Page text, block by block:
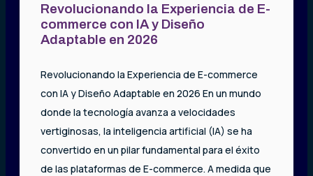
Revolucionando la Experiencia de E-
commerce con IA y Diseño
Adaptable en 2026
Revolucionando la Experiencia de E-commerce
con IA y Diseño Adaptable en 2026 En un mundo
donde la tecnología avanza a velocidades
vertiginosas, la inteligencia artificial (IA) se ha
convertido en un pilar fundamental para el éxito
de las plataformas de E-commerce. A medida que